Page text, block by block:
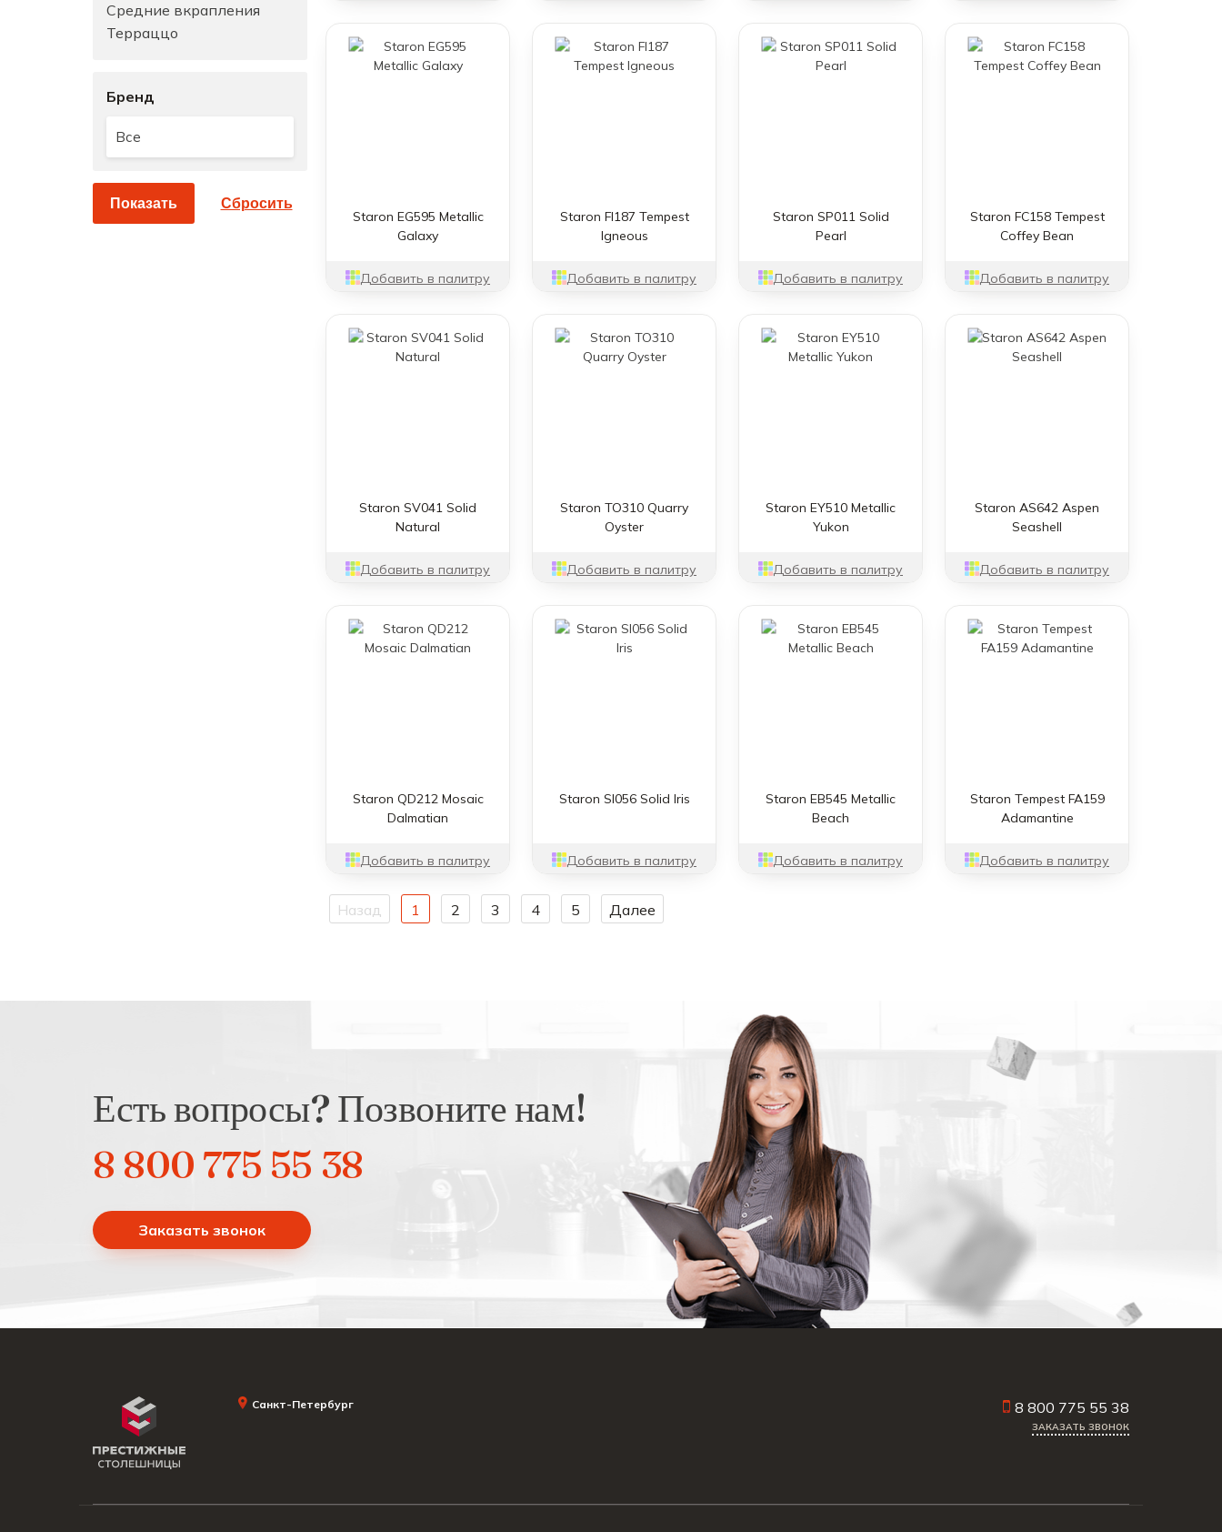
Средние вкрапления
Терраццо
Бренд
Все
Staron EG595 Metallic
Galaxy
Добавить в палитру
Staron FI187 Tempest
Igneous
Добавить в палитру
Staron SP011 Solid
Pearl
Добавить в палитру
Staron FC158 Tempest
Coffey Bean
Добавить в палитру
Staron SV041 Solid
Natural
Добавить в палитру
Staron TO310 Quarry
Oyster
Добавить в палитру
Staron EY510 Metallic
Yukon
Добавить в палитру
Staron AS642 Aspen
Seashell
Добавить в палитру
Staron QD212 Mosaic
Dalmatian
Добавить в палитру
Staron SI056 Solid Iris
Добавить в палитру
Staron EB545 Metallic
Beach
Добавить в палитру
Staron Tempest FA159
Adamantine
Добавить в палитру
Назад 1 2 3 4 5 Далее
Есть вопросы? Позвоните нам!
8 800 775 55 38
Заказать звонок
Санкт-Петербург 8 800 775 55 38
ЗАКАЗАТЬ ЗВОНОК